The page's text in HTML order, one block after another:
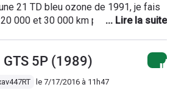
21 TD bleu ozone de 1991, je fais
000 et 30 000 km par an: =>
commencé par la modifier :
4 vitres électrique, direction
GTS 5P (1989)
le 7/17/2016 à 11h47